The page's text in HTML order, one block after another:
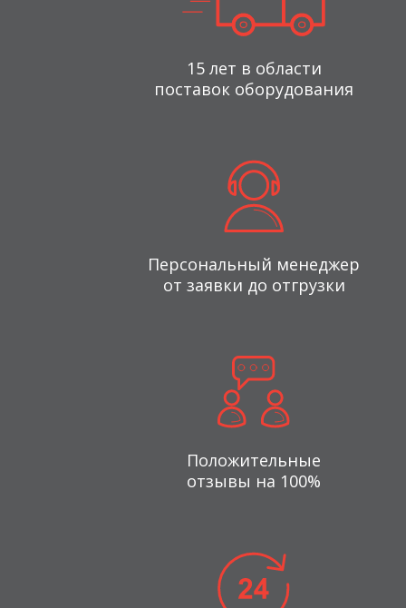
15 лет в области
поставок оборудования
Персональный менеджер
от заявки до отгрузки
Положительные
отзывы на 100%